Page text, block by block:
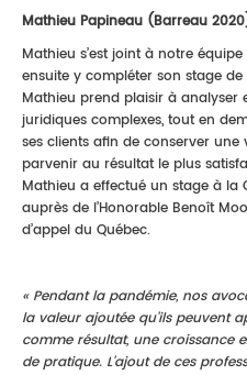
Mathieu Papineau (Barreau
Mathieu s’est joint à notre
ensuite y compléter son stage
Mathieu prend plaisir à analyser
juridiques complexes, tout en
ses clients afin de conserver
parvenir au résultat le plus
Mathieu a effectué un stage à la
auprès de l’Honorable Benoît
d’appel du Québec.
« Pendant la pandémie, nos
la valeur ajoutée qu’ils peuvent
comme résultat, une croissance
de pratique. L’ajout de ces